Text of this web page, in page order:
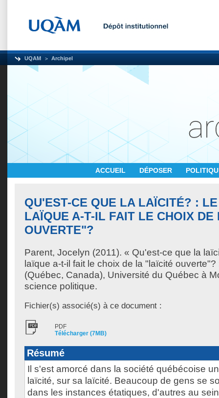
UQAM Archipel
ACCUEIL DÉPOSER
QU'EST-CE QUE LA LAÏCITÉ? :
LAÏQUE A-T-IL FAIT LE CHOIX
OUVERTE"?
Parent, Jocelyn (2011). « Qu'est-ce que la
laïque a-t-il fait le choix de la "laïcité
(Québec, Canada), Université du Québec à
science politique.
Fichier(s) associé(s) à ce document :
PDF
Télécharger (7MB)
Résumé
Il s'est amorcé dans la société québécoise
laïcité, sur sa laïcité. Beaucoup de gens se
dans les instances étatiques, d'autres au